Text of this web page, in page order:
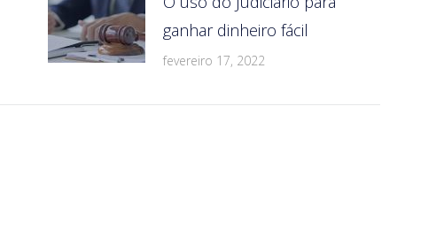
ganhar dinheiro fácil
fevereiro 17, 2022